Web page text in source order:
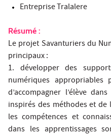
Entreprise Tralalere
Résumé :
Le projet Savanturiers du
principaux :
1. développer des
numériques
d’accompagner l’élève
inspirés des méthodes et de
les compétences et
dans les apprentissages